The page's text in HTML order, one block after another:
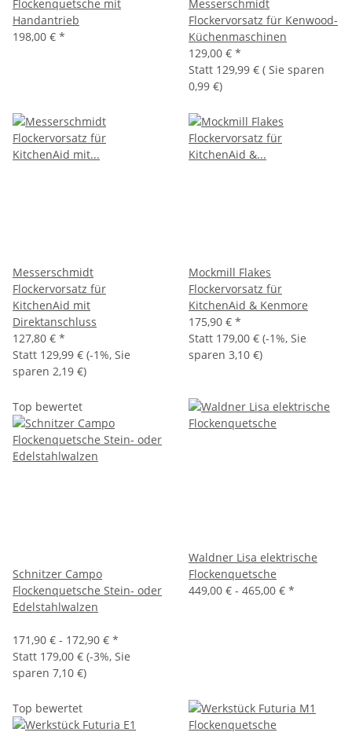
Flockenquetsche mit
Handantrieb
198,00 € *
Messerschmidt
Flockervorsatz für Kenwood-
Küchenmaschinen
129,00 € *
Statt 129,99 € ( Sie sparen
0,99 €)
Messerschmidt
Flockervorsatz für
KitchenAid mit
Direktanschluss
127,80 € *
Statt 129,99 € (-1%, Sie
sparen 2,19 €)
Mockmill Flakes
Flockervorsatz für
KitchenAid & Kenmore
175,90 € *
Statt 179,00 € (-1%, Sie
sparen 3,10 €)
Top bewertet
Schnitzer Campo
Flockenquetsche Stein- oder
Edelstahlwalzen
171,90 € - 172,90 € *
Statt 179,00 € (-3%, Sie
sparen 7,10 €)
Waldner Lisa elektrische
Flockenquetsche
449,00 € - 465,00 € *
Top bewertet